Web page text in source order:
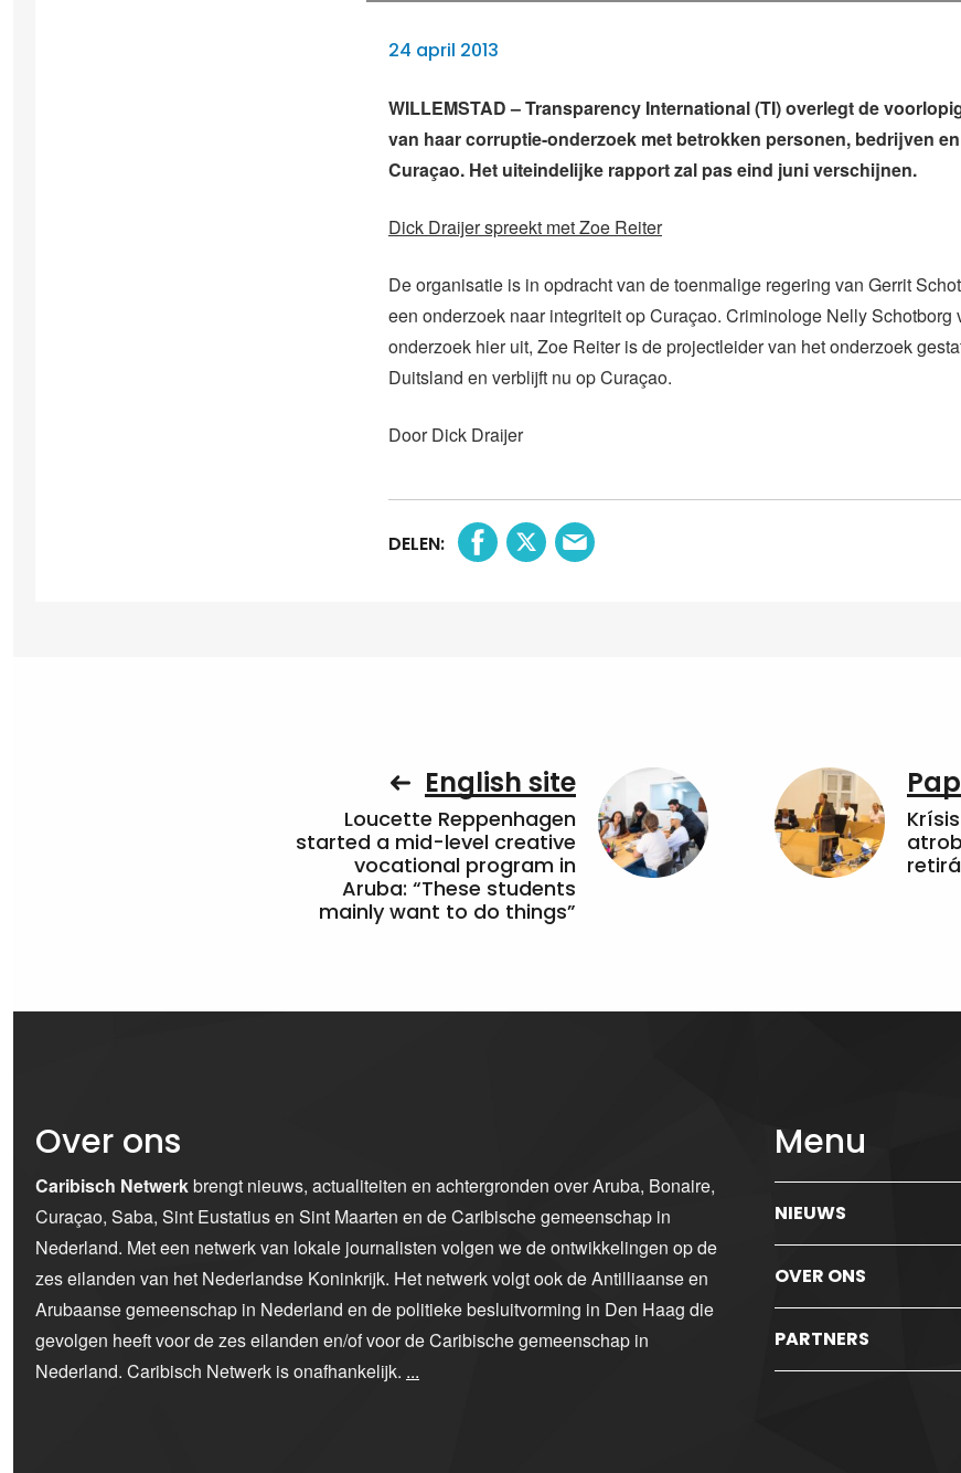
24 april 2013
WILLEMSTAD – Transparency International (TI) overlegt de
van haar corruptie-onderzoek met betrokken personen, bedrijven
Curaçao. Het uiteindelijke rapport zal pas eind juni verschijnen.
Dick Draijer spreekt met Zoe Reiter
De organisatie is in opdracht van de toenmalige regering van Gerrit
een onderzoek naar integriteit op Curaçao. Criminologe Nelly Schotborg
onderzoek hier uit, Zoe Reiter is de projectleider van het onderzoek
Duitsland en verblijft nu op Curaçao.
Door Dick Draijer
DELEN:
English site
Loucette Reppenhagen
started a mid-level creative
vocational program in
Aruba: “These students
mainly want to do things”
Over ons
Caribisch Netwerkbrengt nieuws, actualiteiten en achtergronden over Aruba, Bonaire,
Curaçao, Saba, Sint Eustatius en Sint Maarten en de Caribische gemeenschap in
Nederland. Met een netwerk van lokale journalisten volgen we de ontwikkelingen op de
zes eilanden van het Nederlandse Koninkrijk. Het netwerk volgt ook de Antilliaanse en
Arubaanse gemeenschap in Nederland en de politieke besluitvorming in Den Haag die
gevolgen heeft voor de zes eilanden en/of voor de Caribische gemeenschap in
Nederland. Caribisch Netwerk is onafhankelijk. ...
Menu
NIEUWS
OVER ONS
PARTNERS